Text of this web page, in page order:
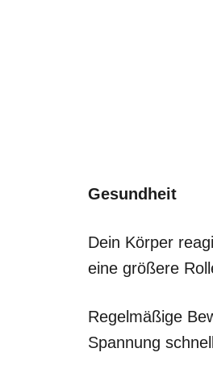
Gesundheit
Dein Körper
eine größere
Regelmäßige
Spannung